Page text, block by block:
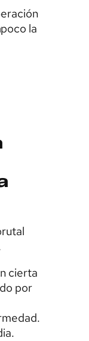
la
cierta
por